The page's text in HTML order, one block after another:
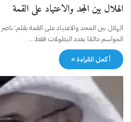
الهلال بين المجد والاعتياد على القمة
الهلال بين المجد والاعتياد على القمة بقلم:
المواسم دائمًا بعدد البطولات فقط…
أكمل القراءة »